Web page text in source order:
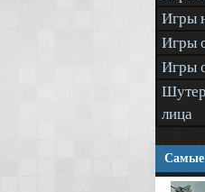
Игры
Игры
Игры
лица
Самые